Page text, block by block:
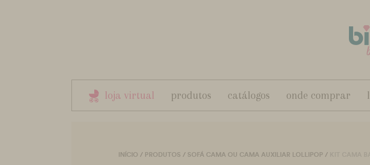
loja virtual produtos catálogos onde comprar
INÍCIO / PRODUTOS / SOFÁ CAMA OU CAMA AUXILIAR LOLLIPOP /